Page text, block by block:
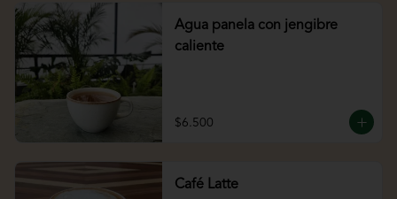
Agua panela con jengibre
caliente
$6.500
Café Latte